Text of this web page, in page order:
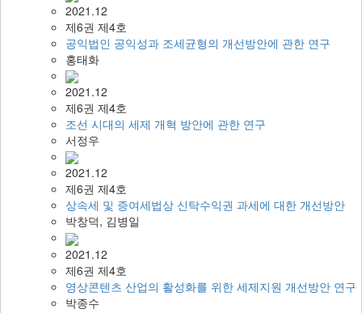
2021.12
제6권 제4호
공익법인 공익성과 조세균형의 개선방안에 관한 연구
홍태화
2021.12
제6권 제4호
조선 시대의 세제 개혁 방안에 관한 연구
서정우
2021.12
제6권 제4호
상속세 및 증여세법상 신탁수익권 과세에 대한 개선방안
박창덕, 김병일
2021.12
제6권 제4호
영상콘텐츠 산업의 활성화를 위한 세제지원 개선방안 연구
박종수